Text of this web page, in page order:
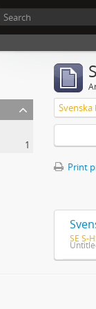
1
Print
SE S-